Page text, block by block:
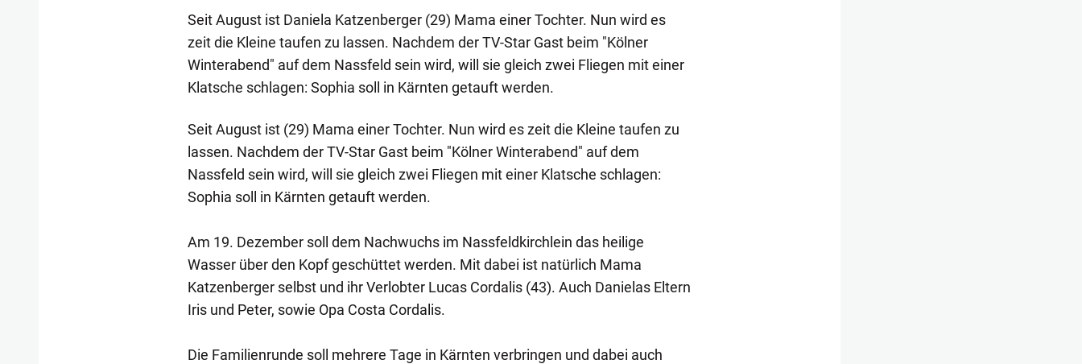
Seit August ist Daniela Katzenberger (29) Mama einer Tochter. Nun wird es
zeit die Kleine taufen zu lassen. Nachdem der TV-Star Gast beim "Kölner
Winterabend" auf dem Nassfeld sein wird, will sie gleich zwei Fliegen mit einer
Klatsche schlagen: Sophia soll in Kärnten getauft werden.
Seit August ist (29) Mama einer Tochter. Nun wird es zeit die Kleine taufen zu
lassen. Nachdem der TV-Star Gast beim "Kölner Winterabend" auf dem
Nassfeld sein wird, will sie gleich zwei Fliegen mit einer Klatsche schlagen:
Sophia soll in Kärnten getauft werden.
Am 19. Dezember soll dem Nachwuchs im Nassfeldkirchlein das heilige
Wasser über den Kopf geschüttet werden. Mit dabei ist natürlich Mama
Katzenberger selbst und ihr Verlobter Lucas Cordalis (43). Auch Danielas Eltern
Iris und Peter, sowie Opa Costa Cordalis.
Die Familienrunde soll mehrere Tage in Kärnten verbringen und dabei auch